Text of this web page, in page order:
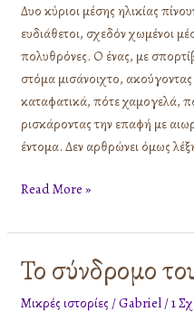
Δυο κύριοι μέσης ηλικίας
ευδιάθετοι, σχεδόν χωμένοι
πολυθρόνες. Ο ένας, με
στόμα μισάνοιχτο,
καταφατικά, πότε χαμογελά,
ρισκάροντας την επαφή με
έντομα. Δεν αρθρώνει όμως
Read More »
Το σύνδρομο
Μικρές ιστορίες /Gabriel/1
Το
του